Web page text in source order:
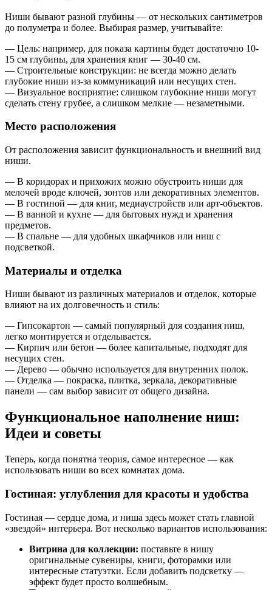
Ниши бывают разной глубины — от нескольких сантиметров
до полуметра и более. Выбирая размер, учитывайте:
— Цель: например, для показа картины будет достаточно 10-
15 см глубины, для хранения книг — 30-40 см.
— Строительные конструкции: не всегда можно делать
глубокие ниши из-за коммуникаций или несущих стен.
— Визуальное восприятие: слишком глубокиие ниши могут
сделать стену грубее, а слишком мелкие — незаметными.
Место расположения
От расположения зависит функциональность и внешний вид
ниши.
— В коридорах и прихожих можно обустроить ниши для
мелочей вроде ключей, зонтов или декоративных элементов.
— В гостиной — для книг, медиаустройств или арт-объектов.
— В ванной и кухне — для бытовых нужд и хранения
предметов.
— В спальне — для удобных шкафчиков или ниш с
подсветкой.
Материалы и отделка
Ниши бывают из различных материалов и отделок, которые
влияют на их долговечность и стиль:
— Гипсокартон — самый популярный для создания ниш,
легко монтируется и отделывается.
— Кирпич или бетон — более капитальные, подходят для
несущих стен.
— Дерево — обычно используется для внутренних полок.
— Отделка — покраска, плитка, зеркала, декоративные
панели — сам выбор зависит от общего дизайна.
Функциональное наполнение ниш:
Идеи и советы
Теперь, когда понятна теория, самое интересное — как
использовать ниши во всех комнатах дома.
Гостиная: углубления для красоты и удобства
Гостиная — сердце дома, и ниша здесь может стать главной
«звездой» интерьера. Вот несколько вариантов использования:
Витрина для коллекции: поставьте в нишу
оригинальные сувениры, книги, фоторамки или
интересные статуэтки. Если добавить подсветку —
эффект будет просто волшебным.